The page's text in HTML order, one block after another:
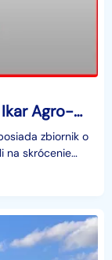
Siewnik pneumatyczny na TUZ Ikar Agro-Masz
zbiornik o
na skrócenie